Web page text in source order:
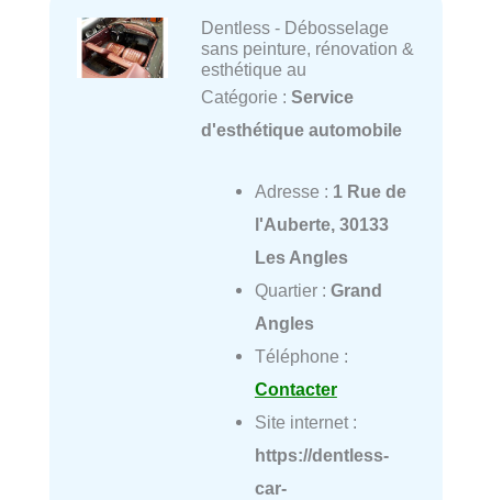
Dentless - Débosselage
sans peinture, rénovation &
esthétique au
Catégorie : Service
d'esthétique automobile
Adresse : 1 Rue de
l'Auberte, 30133
Les Angles
Quartier : Grand
Angles
Téléphone :
Contacter
Site internet :
https://dentless-
car-